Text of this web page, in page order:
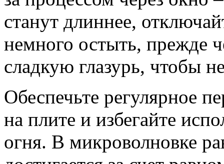
станут длиннее,
немного остыть, прежде
сладкую глазурь, чтобы
Обеспечьте регулярное
на плите и избегайте
огня. В микроволновке